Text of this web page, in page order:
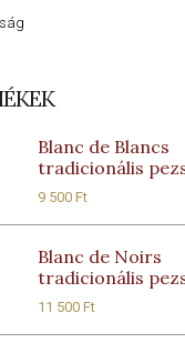
Blanc de Blancs
tradicionális
9 500Ft
Blanc de Noirs
tradicionális
11 500Ft